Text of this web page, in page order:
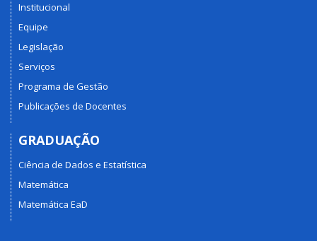
Institucional
Equipe
Legislação
Serviços
Programa de Gestão
Publicações de Docentes
GRADUAÇÃO
Ciência de Dados e Estatística
Matemática
Matemática EaD